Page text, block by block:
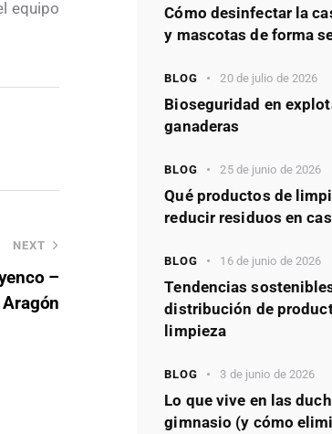
equipo
NEXT
–
Cómo desinfectar la
y mascotas de forma
BLOG 20 de julio de 2026
Bioseguridad en
ganaderas
BLOG 25 de junio de 2026
Qué productos de
reducir residuos en
BLOG 16 de junio de 2026
Tendencias
distribución de
limpieza
BLOG 3 de junio de 2026
Lo que vive en las
gimnasio (y cómo